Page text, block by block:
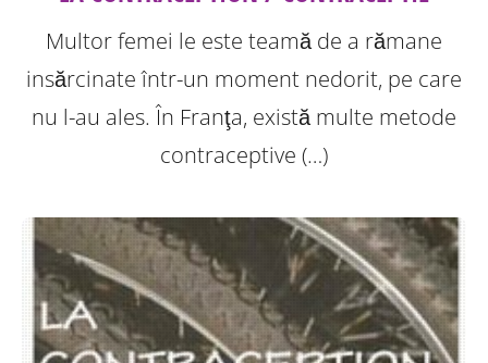
Multor femei le este teamă de a rămane
insărcinate într-un moment nedorit, pe care
nu l-au ales. În Franţa, există multe metode
contraceptive (…)